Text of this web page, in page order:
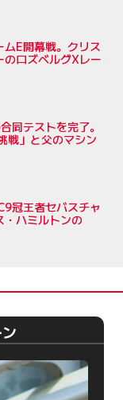
E開幕戦。クリス
のロズベルグXレー
同テストを完了。
戦」と父のマシン
冠王者セバスチャ
・ハミルトンの